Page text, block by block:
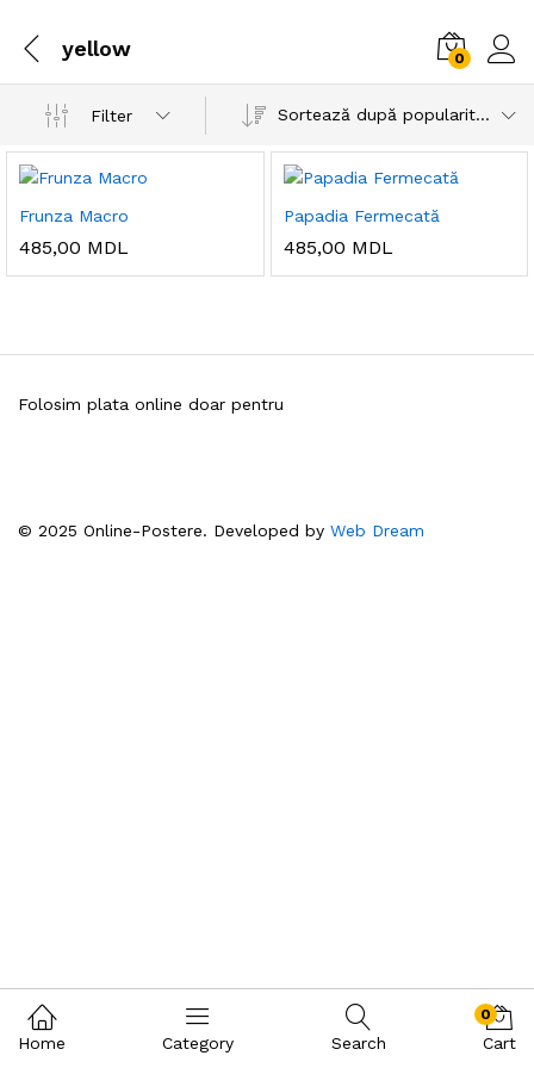
yellow 0
Filter Sortează după popularitatea vânzărilor
Frunza Macro
485,00 MDL
Papadia Fermecată
485,00 MDL
© 2025 Online-Postere. Developed by Web Dream
Folosim plata online doar pentru
Home Category Search
0
Cart